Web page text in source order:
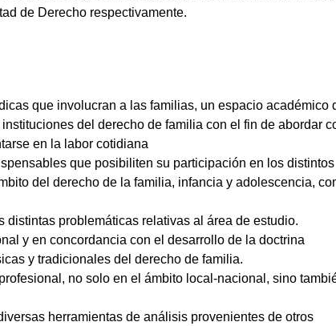
de Derecho respectivamente.
que involucran a las familias, un espacio académico
del derecho de familia con el fin de abordar
en la labor cotidiana
que posibiliten su participación en los distintos
del derecho de la familia, infancia y adolescencia,
problemáticas relativas al área de estudio.
y en concordancia con el desarrollo de la doctrina
y tradicionales del derecho de familia.
no solo en el ámbito local-nacional, sino
herramientas de análisis provenientes de otros